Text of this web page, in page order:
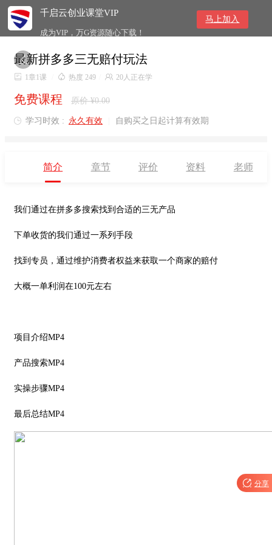
千启云创业课堂VIP
成为VIP，万G资源随心下载！
马上加入

最新拼多多三无赔付玩法
 1章1课  热度 249  20人正在学
免费课程 原价 ¥0.00
 学习时效 : 永久有效 自购买之日起计算有效期
简介 章节 评价 资料 老师
我们通过在拼多多搜索找到合适的三无产品
下单收货的我们通过一系列手段
找到专员，通过维护消费者权益来获取一个商家的赔付
大概一单利润在100元左右
项目介绍MP4
产品搜索MP4
实操步骤MP4
最后总结MP4
 分享